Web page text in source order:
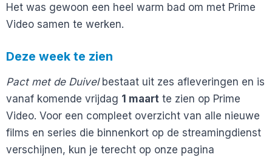
Het was gewoon een heel warm bad om met Prime
Video samen te werken.
Deze week te zien
Pact met de Duivelbestaat uit zes afleveringen en is
vanaf komende vrijdag 1 maart te zien op Prime
Video. Voor een compleet overzicht van alle nieuwe
films en series die binnenkort op de streamingdienst
verschijnen, kun je terecht op onze pagina